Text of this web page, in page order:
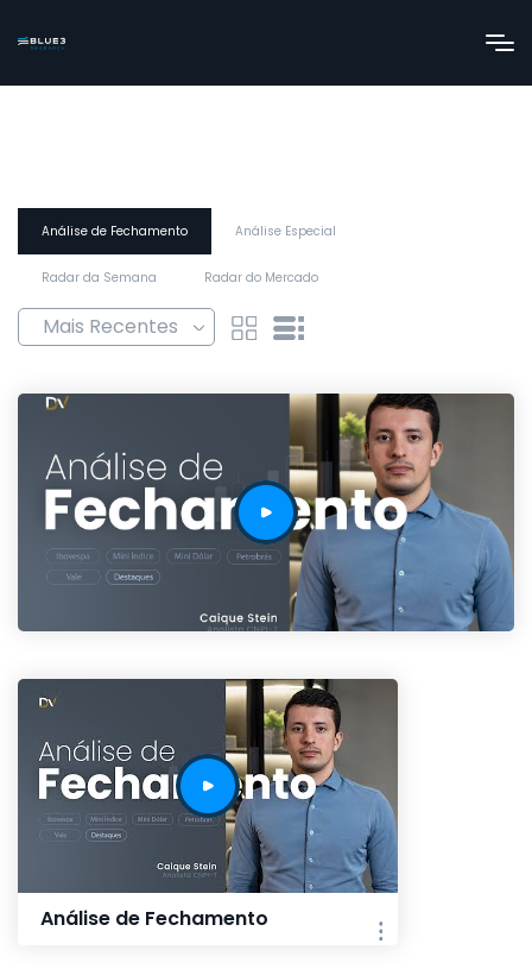
Análise de Fechamento Análise Especial
Radar da Semana Radar do Mercado
Análise de Fechamento